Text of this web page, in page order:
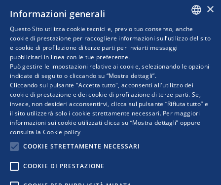
rete di imprese reti reti d'impresa
reti di impresa reti di imprese
retidimpresa retimpresa rock2025
COPYRIGHT © 2019 WWW.RETIMPRESA.IT
ITALIAN
×
Informazioni generali
Questo Sito utilizza cookie tecnici e, previo tuo consenso, anche
cookie di prestazione per raccogliere informazioni sull’utilizzo del sito
e cookie di profilazione di terze parti per inviarti messaggi
pubblicitari in linea con le tue preferenze.
Può gestire le impostazioni relative ai cookie, selezionando le opzioni
indicate di seguito o cliccando su “Mostra dettagli”.
Cliccando sul pulsante "Accetta tutto", acconsenti all'utilizzo dei
cookie di prestazione e dei cookie di profilazione di terze parti. Se,
invece, non desideri acconsentirvi, clicca sul pulsante “Rifiuta tutto” e
il sito utilizzerà solo i cookie strettamente necessari. Per maggiori
informazioni sui cookie utilizzati clicca su “Mostra dettagli” oppure
consulta la Cookie policy
COOKIE STRETTAMENTE NECESSARI
COOKIE DI PRESTAZIONE